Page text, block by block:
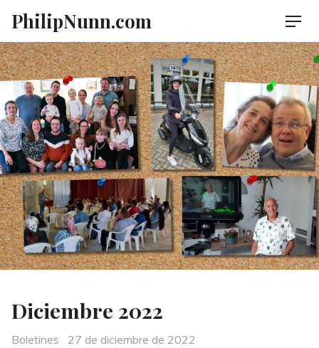
content
PhilipNunn.com
Diciembre 2022
Categories
Boletines
Posted
27 de diciembre de 2022